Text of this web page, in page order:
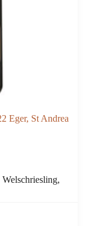
Eger, St Andrea